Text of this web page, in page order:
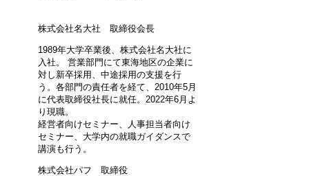
株式会社名大社 取締役会長
1989年大学卒業後、株式会社名大社に
入社。 営業部門にて東海地区の企業に
対し新卒採用、中途採用の支援を行
う。各部門の責任者を経て、2010年5月
に代表取締役社長に就任。2022年6月よ
り現職。
経営者向けセミナー、人事担当者向け
セミナー、大学内の就職ガイダンスで
講演も行う。
株式会社パフ 取締役